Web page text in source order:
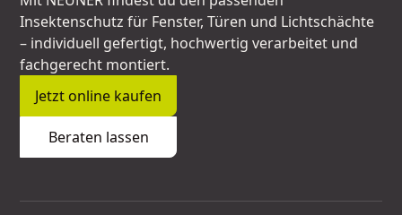
Insektenschutz für Fenster, Türen und Lichtschächte
– individuell gefertigt, hochwertig verarbeitet und
fachgerecht montiert.
Jetzt online kaufen
Beraten lassen